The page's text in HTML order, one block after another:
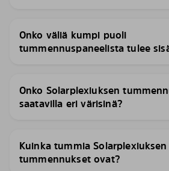
Onko väliä kumpi puoli
tummennuspaneelista tulee
Onko Solarplexiuksen
saatavilla eri värisinä?
Kuinka tummia Solarplexiuksen
tummennukset ovat?